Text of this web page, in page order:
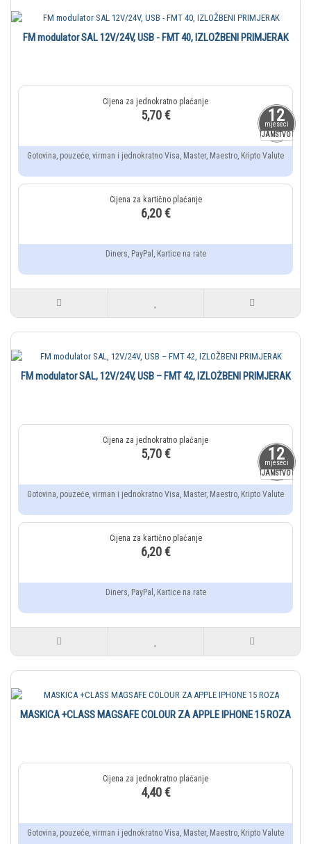
12
mjeseci
JAMSTVO
FM modulator SAL 12V/24V, USB - FMT 40, IZLOŽBENI PRIMJERAK
5,70 €
Gotovina, pouzeće, virman i jednokratno Visa, Master, Maestro, Kripto Valute
6,20 €
Diners, PayPal, Kartice na rate
12
mjeseci
JAMSTVO
FM modulator SAL, 12V/24V, USB – FMT 42, IZLOŽBENI PRIMJERAK
5,70 €
Gotovina, pouzeće, virman i jednokratno Visa, Master, Maestro, Kripto Valute
6,20 €
Diners, PayPal, Kartice na rate
MASKICA +CLASS MAGSAFE COLOUR ZA APPLE IPHONE 15 ROZA
4,40 €
Gotovina, pouzeće, virman i jednokratno Visa, Master, Maestro, Kripto Valute